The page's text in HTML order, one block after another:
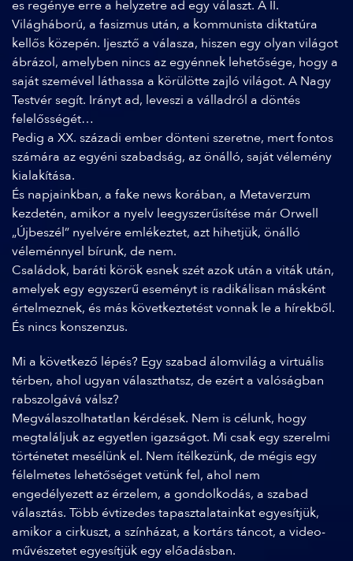
es regénye erre a helyzetre ad egy választ. A II.
Világháború, a fasizmus után, a kommunista diktatúra
kellős közepén. Ijesztő a válasza, hiszen egy olyan világot
ábrázol, amelyben nincs az egyénnek lehetősége, hogy a
saját szemével láthassa a körülötte zajló világot. A Nagy
Testvér segít. Irányt ad, leveszi a válladról a döntés
felelősségét…
Pedig a XX. századi ember dönteni szeretne, mert fontos
számára az egyéni szabadság, az önálló, saját vélemény
kialakítása.
És napjainkban, a fake news korában, a Metaverzum
kezdetén, amikor a nyelv leegyszerűsítése már Orwell
„Újbeszél” nyelvére emlékeztet, azt hihetjük, önálló
véleménnyel bírunk, de nem.
Családok, baráti körök esnek szét azok után a viták után,
amelyek egy egyszerű eseményt is radikálisan másként
értelmeznek, és más következtetést vonnak le a hírekből.
És nincs konszenzus.
Mi a következő lépés? Egy szabad álomvilág a virtuális
térben, ahol ugyan választhatsz, de ezért a valóságban
rabszolgává válsz?
Megválaszolhatatlan kérdések. Nem is célunk, hogy
megtaláljuk az egyetlen igazságot. Mi csak egy szerelmi
történetet mesélünk el. Nem ítélkezünk, de mégis egy
félelmetes lehetőséget vetünk fel, ahol nem
engedélyezett az érzelem, a gondolkodás, a szabad
választás. Több évtizedes tapasztalatainkat egyesítjük,
amikor a cirkuszt, a színházat, a kortárs táncot, a video-
művészetet egyesítjük egy előadásban.